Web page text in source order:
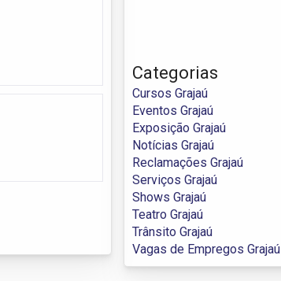
Categorias
Cursos Grajaú
Eventos Grajaú
Exposição Grajaú
Notícias Grajaú
Reclamações Grajaú
Serviços Grajaú
Shows Grajaú
Teatro Grajaú
Trânsito Grajaú
Vagas de Empregos Grajaú